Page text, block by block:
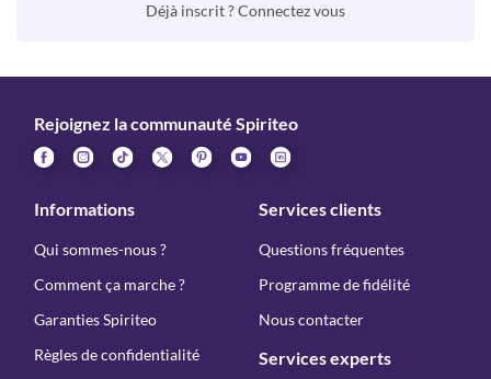
Déjà inscrit ? Connectez vous
Rejoignez la communauté Spiriteo
Informations
Qui sommes-nous ?
Comment ça marche ?
Garanties Spiriteo
Règles de confidentialité
Services clients
Questions fréquentes
Programme de fidélité
Nous contacter
Services experts